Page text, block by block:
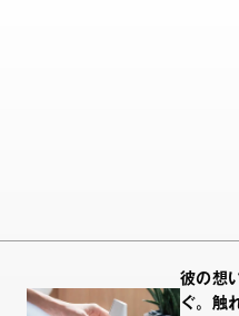
彼の想
ぐ。触